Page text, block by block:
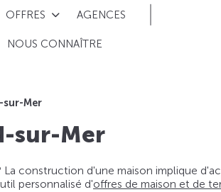
OFFRES AGENCES
NOUS CONNAÎTRE
sur-Mer
sur-Mer
construction d'une maison implique
personnalisé d'offres de maison et de